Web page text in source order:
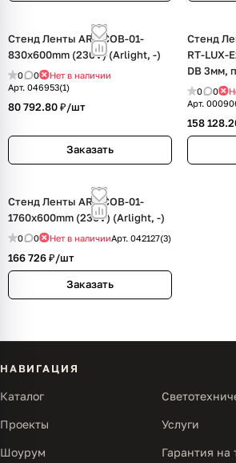
Стенд Ленты ARL-COB-01-
830х600mm (230V) (Arlight, -)
0 0
Нет в наличии
Арт. 046953(1)
80 792.80 ₽/шт
Заказать
Стенд
RT-LUX-
DB 3мм,
(Arlight, -)
0 0
Арт.
158
Стенд Ленты ARL-COB-01-
1760х600mm (230V) (Arlight, -)
0 0 Нет в наличииАрт. 042127(3)
166 726 ₽/шт
Заказать
НАВИГАЦИЯ
Каталог
Проекты Услуги
Шоурум Гарантия на